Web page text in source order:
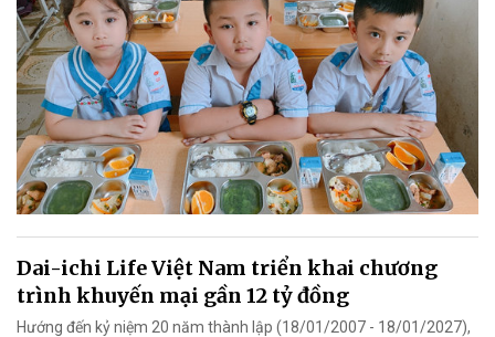
Dai-ichi Life Việt Nam triển khai chương
trình khuyến mại gần 12 tỷ đồng
Hướng đến kỷ niệm 20 năm thành lập (18/01/2007 - 18/01/2027),